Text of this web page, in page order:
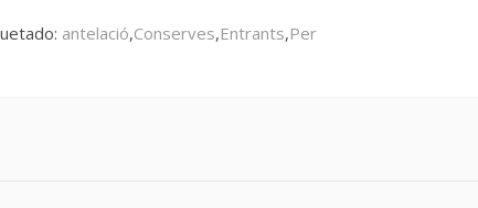
antelació,Conserves,Entrants,Per